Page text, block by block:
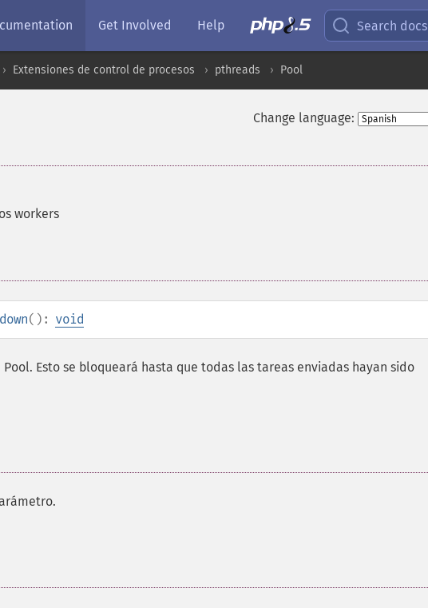
Get Involved Help Search docs
Extensiones de control de procesos pthreads Pool
Change language:
workers
(): void
Esto se bloqueará hasta que todas las tareas enviadas hayan sido